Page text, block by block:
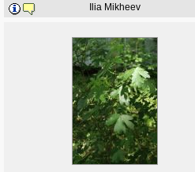
Ilia Mikheev